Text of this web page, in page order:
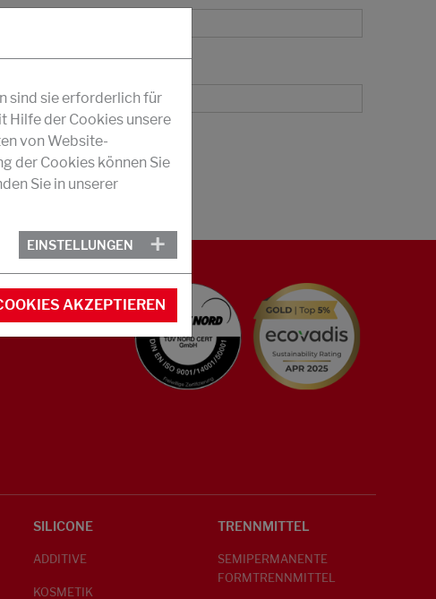
SILICONE
ADDITIVE
KOSMETIK
TRENNMITTEL
SEMIPERMANENTE
FORMTRENNMITTEL
sind sie erforderlich für
Hilfe der Cookies unsere
von Website-
der Cookies können Sie
Sie in unserer
EINSTELLUNGEN
AKZEPTIEREN